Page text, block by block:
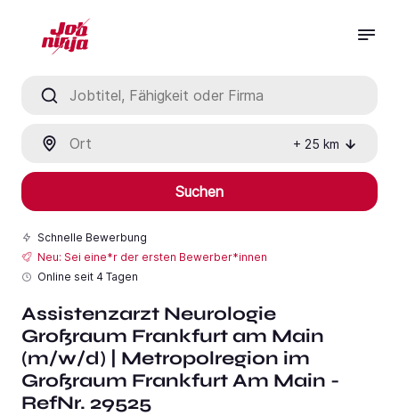
+ 25 km
Suchen
Schnelle Bewerbung
Neu: Sei eine*r der ersten Bewerber*innen
Online seit 4 Tagen
Assistenzarzt Neurologie
Großraum Frankfurt am Main
(m/w/d) | Metropolregion im
Großraum Frankfurt Am Main -
RefNr. 29525